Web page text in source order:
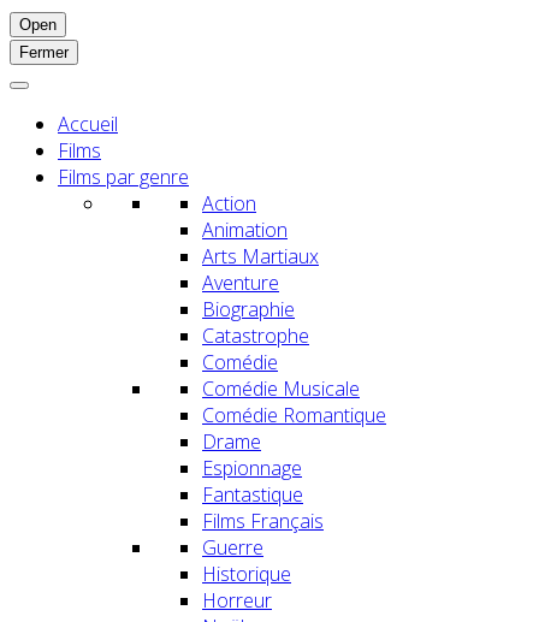
Open
Fermer
Accueil
Films
Films par genre
Action
Animation
Arts Martiaux
Aventure
Biographie
Catastrophe
Comédie
Comédie Musicale
Comédie Romantique
Drame
Espionnage
Fantastique
Films Français
Guerre
Historique
Horreur